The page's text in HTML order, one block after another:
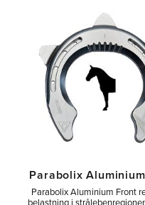
Parabolix
Parabolix Aluminium Front